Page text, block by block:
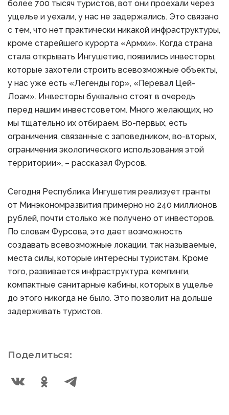
более 700 тысяч туристов, вот они проехали через
ущелье и уехали, у нас не задержались. Это связано
с тем, что нет практически никакой инфраструктуры,
кроме старейшего курорта «Армхи». Когда страна
стала открывать Ингушетию, появились инвесторы,
которые захотели строить всевозможные объекты,
у нас уже есть «Легенды гор», «Перевал Цей-
Лоам». Инвесторы буквально стоят в очередь
перед нашим инвестсоветом. Много желающих, но
мы тщательно их отбираем. Во-первых, есть
ограничения, связанные с заповедником, во-вторых,
ограничения экологического использования этой
территории», – рассказал Фурсов.
Сегодня Республика Ингушетия реализует гранты
от Минэкономразвития примерно но 240 миллионов
рублей, почти столько же получено от инвесторов.
По словам Фурсова, это дает возможность
создавать всевозможные локации, так называемые,
места силы, которые интересны туристам. Кроме
того, развивается инфраструктура, кемпинги,
компактные санитарные кабины, которых в ущелье
до этого никогда не было. Это позволит на дольше
задерживать туристов.
Поделиться: